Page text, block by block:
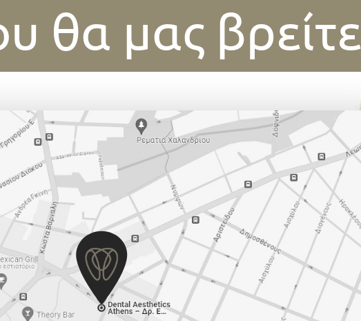
θα μας βρείτε